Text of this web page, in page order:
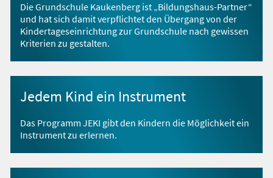
Die Grundschule Kaukenberg ist „Bildungshaus-Partner“
und hat sich damit verpflichtet den Übergang von der
Kindertageseinrichtung zur Grundschule nach gewissen
Kriterien zu gestalten.
Jedem Kind ein Instrument
Das Programm JEKI gibt den Kindern die Möglichkeit ein
Instrument zu erlernen.